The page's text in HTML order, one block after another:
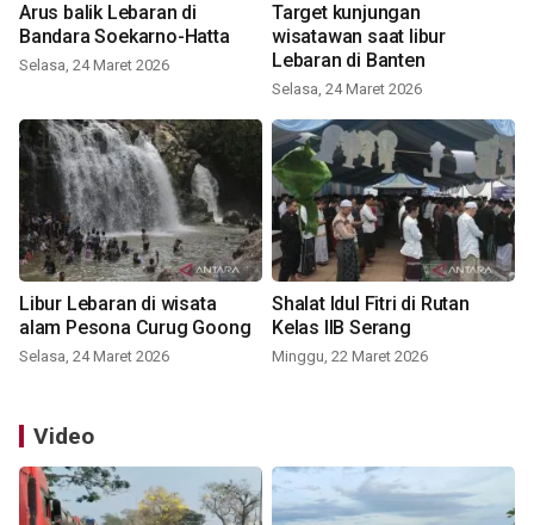
Arus balik Lebaran di
Bandara Soekarno-Hatta
Selasa, 24 Maret 2026
Target kunjungan
wisatawan saat libur
Lebaran di Banten
Selasa, 24 Maret 2026
Libur Lebaran di wisata
alam Pesona Curug Goong
Selasa, 24 Maret 2026
Shalat Idul Fitri di Rutan
Kelas IIB Serang
Minggu, 22 Maret 2026
Video